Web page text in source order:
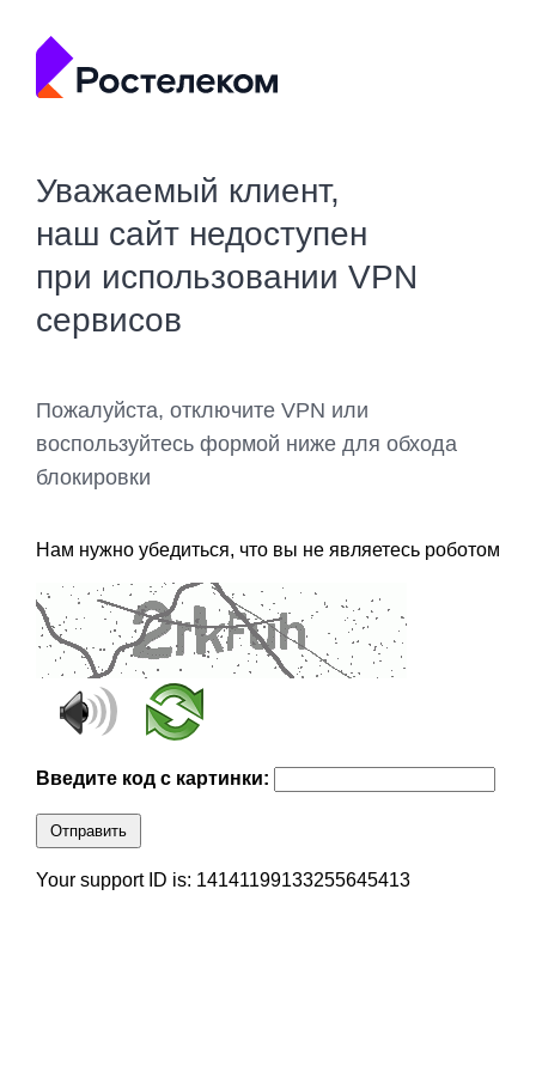
Уважаемый клиент,
наш сайт недоступен
при использовании VPN
сервисов
Пожалуйста, отключите VPN или
воспользуйтесь формой ниже для обхода
блокировки
Нам нужно убедиться, что вы не являетесь роботом
Введите код с картинки:
Отправить
Your support ID is: 14141199133255645413